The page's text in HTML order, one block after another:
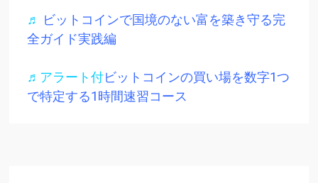
♬
ビットコインで国境のない富を築き守る完
全ガイド実践編
♬アラート付ビットコインの買い場を数字1つ
で特定する1時間速習コース